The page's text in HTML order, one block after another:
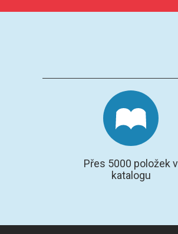
Přes 5000 položek v
katalogu